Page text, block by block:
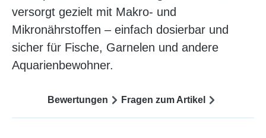
versorgt gezielt mit Makro- und
Mikronährstoffen – einfach dosierbar und
sicher für Fische, Garnelen und andere
Aquarienbewohner.
Bewertungen Fragen zum Artikel